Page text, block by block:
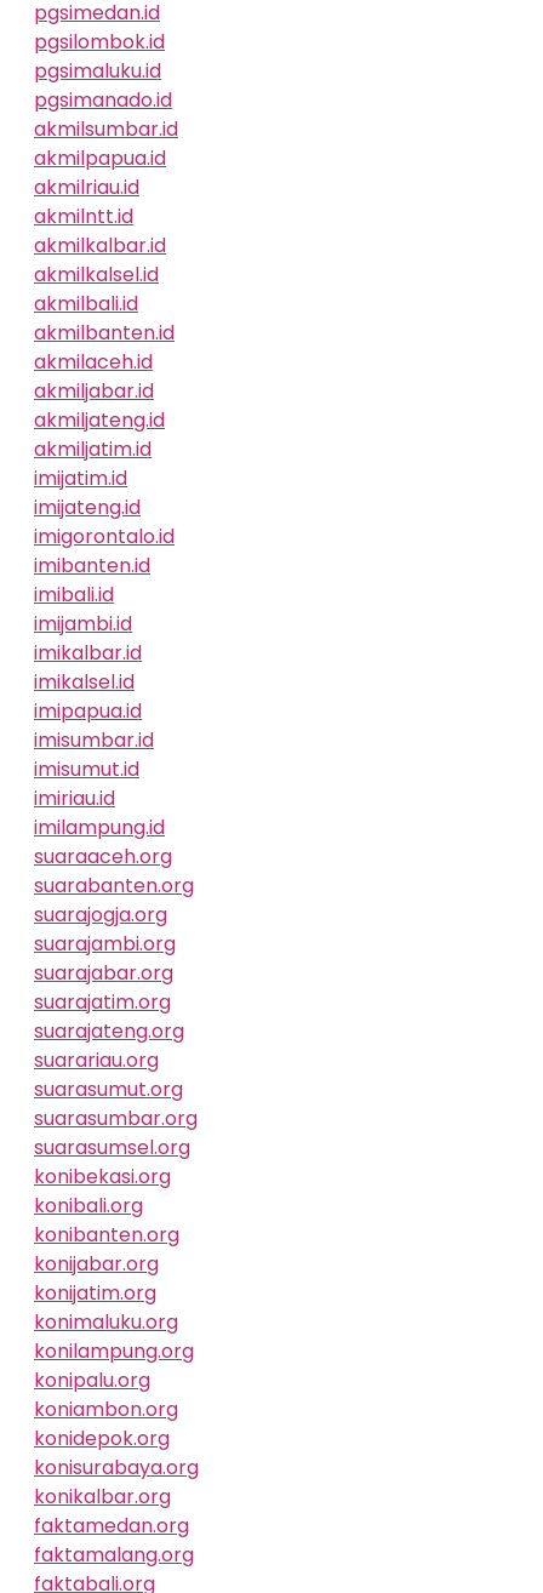
pgsimedan.id
pgsilombok.id
pgsimaluku.id
pgsimanado.id
akmilsumbar.id
akmilpapua.id
akmilriau.id
akmilntt.id
akmilkalbar.id
akmilkalsel.id
akmilbali.id
akmilbanten.id
akmilaceh.id
akmiljabar.id
akmiljateng.id
akmiljatim.id
imijatim.id
imijateng.id
imigorontalo.id
imibanten.id
imibali.id
imijambi.id
imikalbar.id
imikalsel.id
imipapua.id
imisumbar.id
imisumut.id
imiriau.id
imilampung.id
suaraaceh.org
suarabanten.org
suarajogja.org
suarajambi.org
suarajabar.org
suarajatim.org
suarajateng.org
suarariau.org
suarasumut.org
suarasumbar.org
suarasumsel.org
konibekasi.org
konibali.org
konibanten.org
konijabar.org
konijatim.org
konimaluku.org
konilampung.org
konipalu.org
koniambon.org
konidepok.org
konisurabaya.org
konikalbar.org
faktamedan.org
faktamalang.org
faktabali.org